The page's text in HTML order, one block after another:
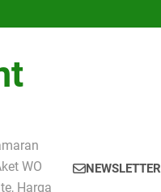
WO
Harga
NEWSLETTER